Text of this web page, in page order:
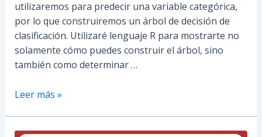
utilizaremos para predecir una variable categórica,
por lo que construiremos un árbol de decisión de
clasificación. Utilizaré lenguaje R para mostrarte no
solamente cómo puedes construir el árbol, sino
también como determinar …
Leer más »